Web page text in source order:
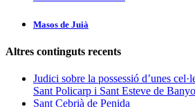
Masos de Juià
Altres continguts recents
Judici sobre la possessió d’unes
Sant Policarp i Sant Esteve de
Sant Cebrià de Penida